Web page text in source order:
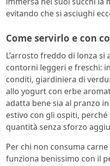
evitando che si asciughi
Come servirlo e con
L’arrosto freddo di lonza
contorni leggeri e freschi:
conditi, giardiniera di
allo yogurt con erbe
adatta bene sia al pranzo
estivo con gli ospiti,
quantità senza sforzo
Per chi non consuma
funziona benissimo con il